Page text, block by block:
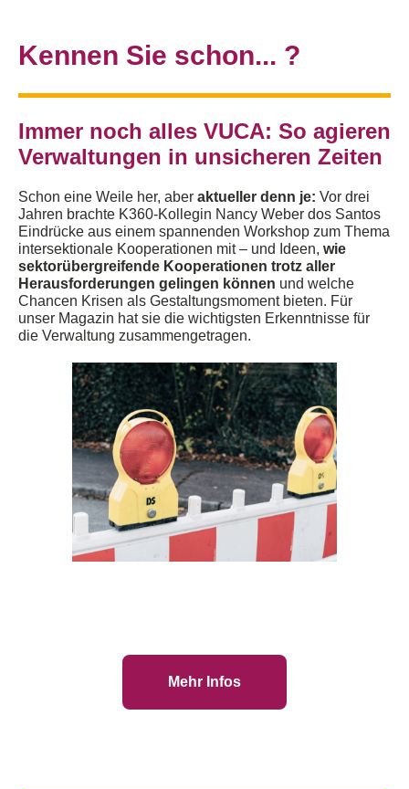
Kennen Sie schon... ?
Immer noch alles VUCA: So agieren
Verwaltungen in unsicheren Zeiten
Schon eine Weile her, aber aktueller denn je: Vor drei
Jahren brachte K360-Kollegin Nancy Weber dos Santos
Eindrücke aus einem spannenden Workshop zum Thema
intersektionale Kooperationen mit– und Ideen, wie
sektorübergreifende Kooperationen trotz aller
Herausforderungen gelingen können und welche
Chancen Krisen als Gestaltungsmoment bieten. Für
unser Magazin hat sie die wichtigsten Erkenntnisse für
die Verwaltung zusammengetragen.
Mehr Infos